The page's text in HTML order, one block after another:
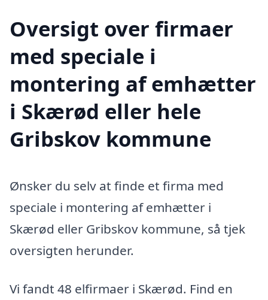
Oversigt over firmaer
med speciale i
montering af emhætter
i Skærød eller hele
Gribskov kommune
Ønsker du selv at finde et firma med
speciale i montering af emhætter i
Skærød eller Gribskov kommune, så tjek
oversigten herunder.
Vi fandt 48 elfirmaer i Skærød. Find en